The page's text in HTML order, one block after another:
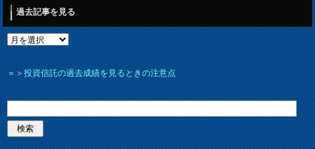
過去記事を見る
＝＞投資信託の過去成績を見るときの注意点